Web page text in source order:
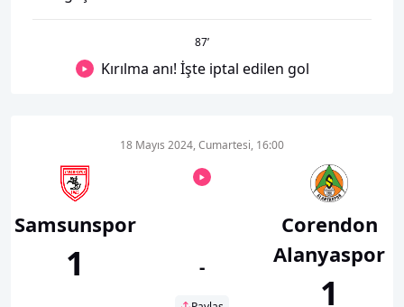
87’
Kırılma anı! İşte iptal edilen gol
Samsunspor
1
18 Mayıs 2024, Cumartesi, 16:00
-
Corendon
Alanyaspor
1